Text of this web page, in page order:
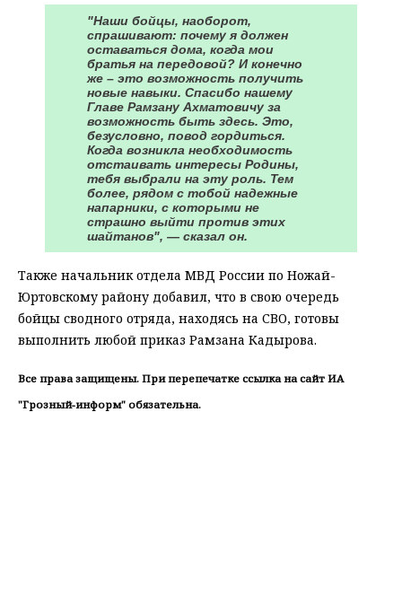
"Наши бойцы, наоборот,
спрашивают: почему я должен
оставаться дома, когда мои
братья на передовой? И конечно
же – это возможность получить
новые навыки. Спасибо нашему
Главе Рамзану Ахматовичу за
возможность быть здесь. Это,
безусловно, повод гордиться.
Когда возникла необходимость
отстаивать интересы Родины,
тебя выбрали на эту роль. Тем
более, рядом с тобой надежные
напарники, с которыми не
страшно выйти против этих
шайтанов", — сказал он.
Также начальник отдела МВД России по Ножай-
Юртовскому району добавил, что в свою очередь
бойцы сводного отряда, находясь на СВО, готовы
выполнить любой приказ Рамзана Кадырова.
Все права защищены. При перепечатке ссылка на сайт ИА
"Грозный-информ" обязательна.